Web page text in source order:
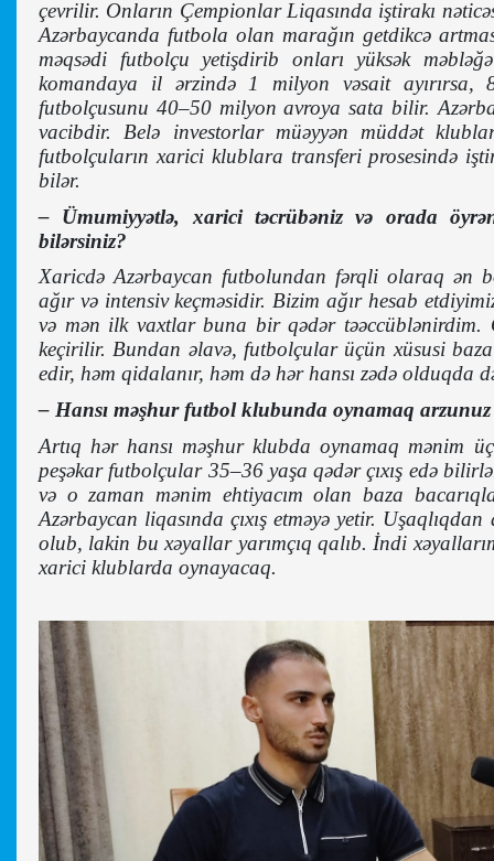
çevrilir. Onların Çempionlar Liqasında iştirakı
Azərbaycanda futbola olan marağın getdikcə
məqsədi futbolçu yetişdirib onları yüksək
komandaya il ərzində 1 milyon vəsait
futbolçusunu 40–50 milyon avroya sata bilir.
vacibdir. Belə investorlar müəyyən müddət
futbolçuların xarici klublara transferi prosesində
bilər.
– Ümumiyyətlə, xarici təcrübəniz və orada
bilərsiniz?
Xaricdə Azərbaycan futbolundan fərqli olaraq ən
ağır və intensiv keçməsidir. Bizim ağır hesab
və mən ilk vaxtlar buna bir qədər təəccüblənirdim.
keçirilir. Bundan əlavə, futbolçular üçün xüsusi
edir, həm qidalanır, həm də hər hansı zədə olduqda
– Hansı məşhur futbol klubunda oynamaq
Artıq hər hansı məşhur klubda oynamaq mənim
peşəkar futbolçular 35–36 yaşa qədər çıxış edə
və o zaman mənim ehtiyacım olan baza
Azərbaycan liqasında çıxış etməyə yetir.
olub, lakin bu xəyallar yarımçıq qalıb. İndi
xarici klublarda oynayacaq.